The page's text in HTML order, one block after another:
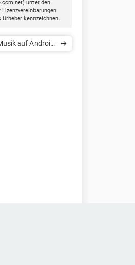
) unter den
kennzeichnen.
auf Android-